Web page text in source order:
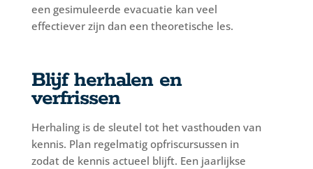
een gesimuleerde evacuatie kan veel
effectiever zijn dan een theoretische les.
Blijf herhalen en
verfrissen
Herhaling is de sleutel tot het vasthouden van
kennis. Plan regelmatig opfriscursussen in
zodat de kennis actueel blijft. Een jaarlijkse